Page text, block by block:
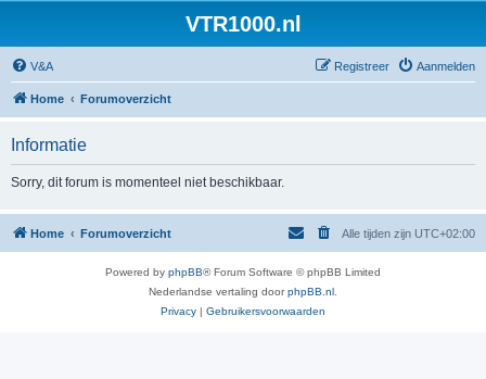
VTR1000.nl
V&A Aanmelden
Registreer
Home Forumoverzicht
Informatie
Sorry, dit forum is momenteel niet beschikbaar.
Home Forumoverzicht Alle tijden zijn UTC+02:00
Powered by phpBB® Forum Software © phpBB Limited
Nederlandse vertaling doorphpBB.nl
Privacy | Gebruikersvoorwaarden